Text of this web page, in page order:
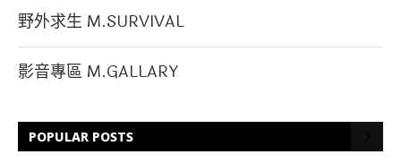
野外求生 M.SURVIVAL
影音專區 M.GALLARY
POPULAR POSTS